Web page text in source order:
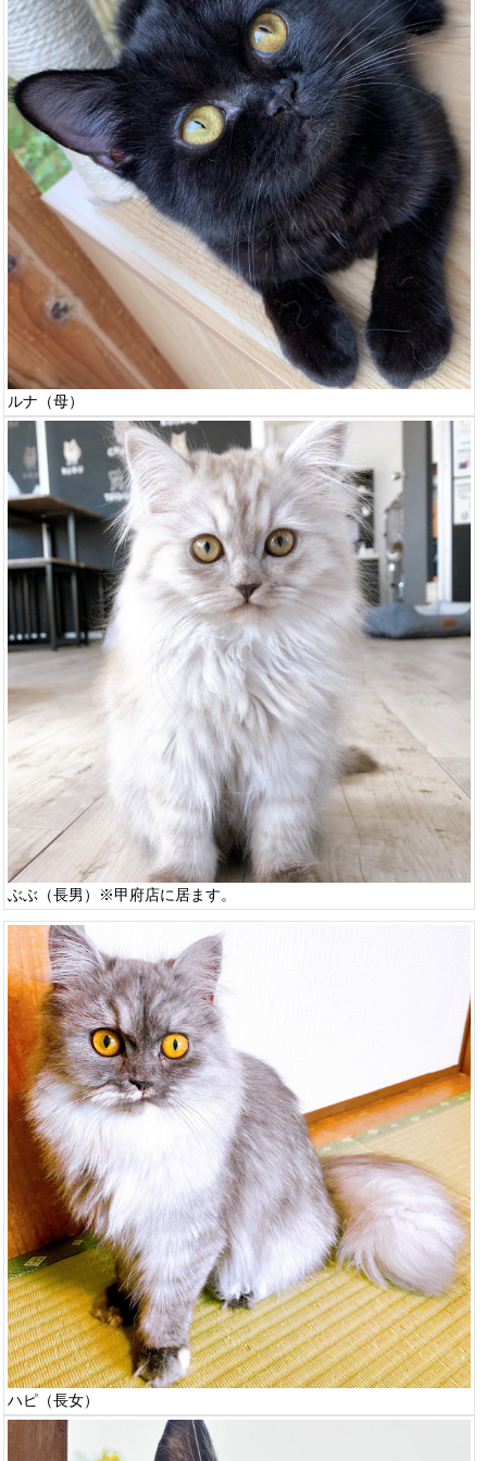
ルナ（母）
ぶぶ（長男）※甲府店に居ます。
ハピ（長女）